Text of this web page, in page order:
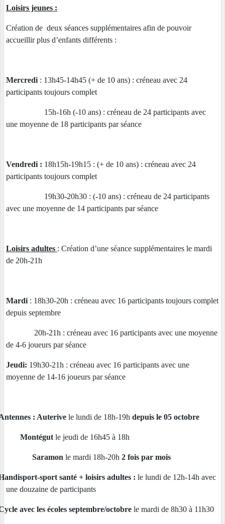
Loisirs jeunes :
Création de deux séances supplémentaires afin de pouvoir
accueillir plus d’enfants différents :
Mercredi : 13h45-14h45 (+ de 10 ans) : créneau avec 24
participants toujours complet
15h-16h (-10 ans) : créneau de 24 participants avec
une moyenne de 18 participants par séance
Vendredi : 18h15h-19h15 : (+ de 10 ans) : créneau avec 24
participants toujours complet
19h30-20h30 : (-10 ans) : créneau de 24 participants
avec une moyenne de 14 participants par séance
Loisirs adultes : Création d’une séance supplémentaires le mardi
de 20h-21h
Mardi : 18h30-20h : créneau avec 16 participants toujours complet
depuis septembre
20h-21h : créneau avec 16 participants avec une moyenne
de 4-6 joueurs par séance
Jeudi: 19h30-21h : créneau avec 16 participants avec une
moyenne de 14-16 joueurs par séance
: Auterive le lundi de 18h-19h depuis le 05 octobre
le jeudi de 16h45 à 18h
Saramon le mardi 18h-20h 2 fois par mois
sport santé + loisirs adultes : le lundi de 12h-14h avec
une douzaine de participants
avec les écoles septembre/octobre le mardi de 8h30 à 11h30